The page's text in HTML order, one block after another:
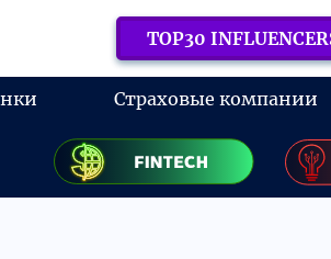
TOP30
Страховые компании